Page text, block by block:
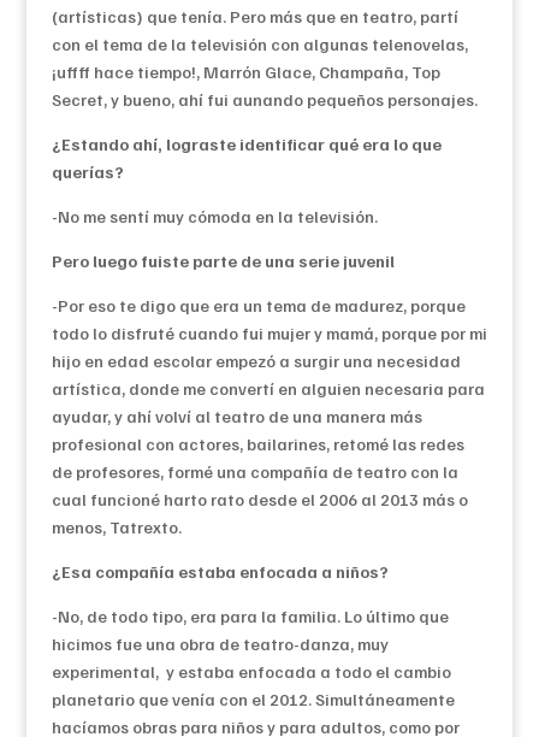
(artísticas) que tenía. Pero más que en teatro, partí
con el tema de la televisión con algunas telenovelas,
¡uffff hace tiempo!, Marrón Glace, Champaña, Top
Secret, y bueno, ahí fui aunando pequeños personajes.
¿Estando ahí, lograste identificar qué era lo que
querías?
-No me sentí muy cómoda en la televisión.
Pero luego fuiste parte de una serie juvenil
-Por eso te digo que era un tema de madurez, porque
todo lo disfruté cuando fui mujer y mamá, porque por mi
hijo en edad escolar empezó a surgir una necesidad
artística, donde me convertí en alguien necesaria para
ayudar, y ahí volví al teatro de una manera más
profesional con actores, bailarines, retomé las redes
de profesores, formé una compañía de teatro con la
cual funcioné harto rato desde el 2006 al 2013 más o
menos, Tatrexto.
¿Esa compañía estaba enfocada a niños?
-No, de todo tipo, era para la familia. Lo último que
hicimos fue una obra de teatro-danza, muy
experimental, y estaba enfocada a todo el cambio
planetario que venía con el 2012. Simultáneamente
hacíamos obras para niños y para adultos, como por